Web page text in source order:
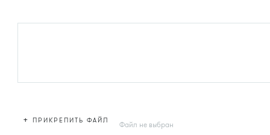
+ ПРИКРЕПИТЬ ФАЙЛ Файл не выбран